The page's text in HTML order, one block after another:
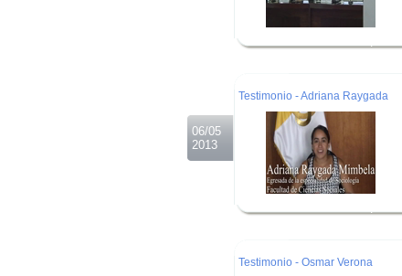
06/05
2013
Testimonio - Adriana Raygada
Testimonio - Osmar Verona